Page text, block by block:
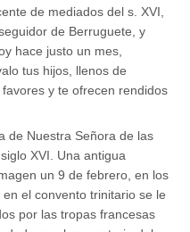
de mediados del s. XVI,
de Berruguete, y
hace justo un mes,
tus hijos, llenos de
y te ofrecen rendidos
de Nuestra Señora de las
XVI. Una antigua
un 9 de febrero, en los
el convento trinitario se le
por las tropas francesas